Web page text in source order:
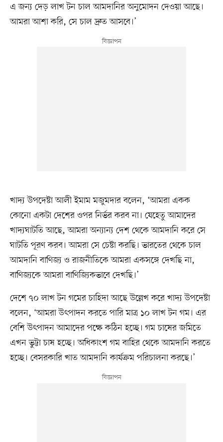
এ জন্য দেড় লাখ টন চাল আমদানির অনুমোদন দেওয়া আছে।
আমরা আশা করি, সে চাল দ্রুত আসবে।’
খাদ্য উপদেষ্টা আলী ইমাম মজুমদার বলেন, ‘আমরা একক
কোনো একটা দেশের ওপর নির্ভর করব না। যেহেতু আমাদের
খাদ্যঘাটতি আছে, আমরা অন্যান্য দেশ থেকে আমদানি করে সে
ঘাটতি পূরণ করব। আমরা সে চেষ্টা করছি। ভারতের থেকে চাল
আমদানি বাণিজ্য ও রাজনীতিকে আমরা একসঙ্গে দেখছি না,
বাণিজ্যকে আমরা বাণিজ্যিকভাবে দেখছি।’
দেশে ৭০ লাখ টন গমের চাহিদা আছে উল্লেখ করে খাদ্য উপদেষ্টা
বলেন, ‘আমরা উৎপাদন করতে পারি মাত্র ১০ লাখ টন গম। এর
বেশি উৎপাদন আমাদের পক্ষে কঠিন হচ্ছে। গম চাষের জমিতে
এখন ভুট্টা চাষ হচ্ছে। অধিকাংশ গম বাহির থেকে আমদানি করতে
হচ্ছে। বেসরকারি খাত আমদানি কার্যক্রম পরিচালনা করছে।’